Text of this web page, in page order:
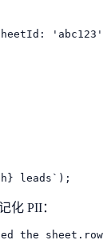
化 PII：
the